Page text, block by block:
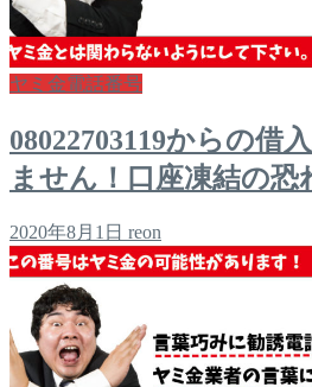
ヤミ金電話番号
08022703119からの借
ません！口座凍結の恐
2020年8月1日 reon